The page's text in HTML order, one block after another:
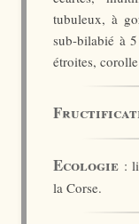
tubuleux, à
sub-bilabié à
étroites,
Ecologie :
la Corse.